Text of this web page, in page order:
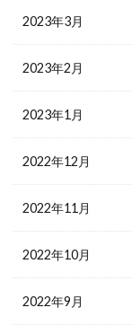
2023年3月
2023年2月
2023年1月
2022年12月
2022年11月
2022年10月
2022年9月